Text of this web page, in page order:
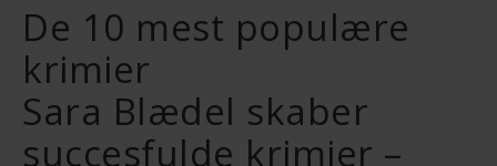
De 10 mest populære
krimier
Sara Blædel skaber
succesfulde krimier –